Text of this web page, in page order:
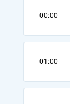
00:00
01:00